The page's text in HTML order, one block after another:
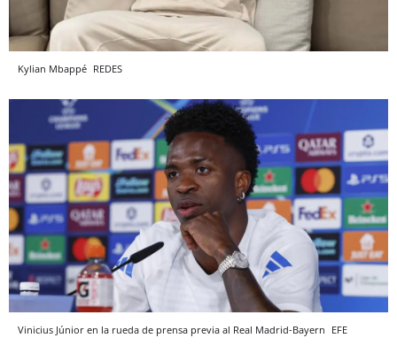
Kylian Mbappé REDES
Vinicius Júnior en la rueda de prensa previa al Real Madrid-Bayern EFE